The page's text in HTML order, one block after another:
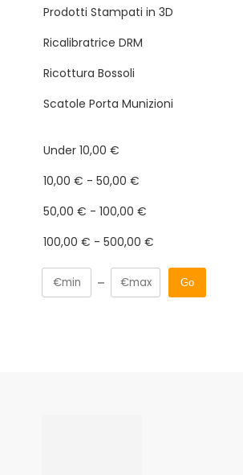
Prodotti Stampati in 3D
Ricalibratrice DRM
Ricottura Bossoli
Scatole Porta Munizioni
Under 10,00 €
10,00 € - 50,00 €
50,00 € - 100,00 €
100,00 € - 500,00 €
Go